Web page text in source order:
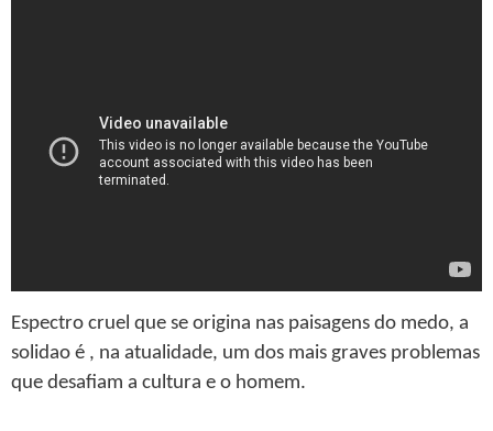
Espectro cruel que se origina nas paisagens do medo, a
solidao é , na atualidade, um dos mais graves problemas
que desafiam a cultura e o homem.